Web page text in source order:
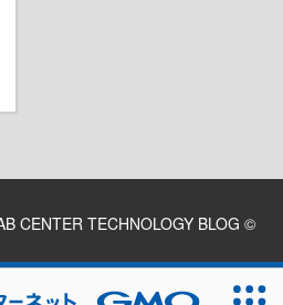
CENTER TECHNOLOGY BLOG ©